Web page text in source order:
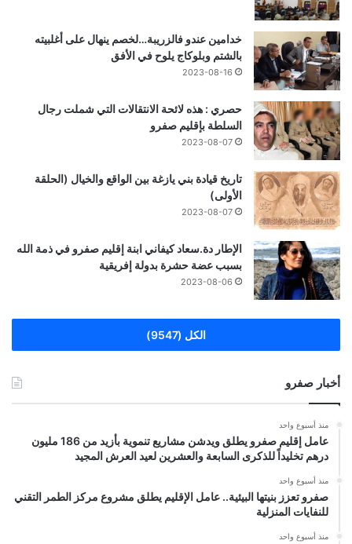
خدامين عندو فالزريبة…لخصم ينهال على أغلبيته
بالشتم وبلوكاج يلوح في الأفق
2023-08-16
حصري : هذه لائحة الانتقالات التي شملت رجال
السلطة بإقليم صفرو
2023-08-07
تاريخ قيادة بني يازغة بين الواقع والخيال (الحلقة
الأولى)
2023-08-07
الإطار دة.سعاد كيفاني ابنة إقليم صفرو في ذمة الله
بسبب عضة حشرة بدولة إفريقية
2023-08-06
الكل (9547)
أخبار صفرو
منذ أسبوع واحد
عامل إقليم صفرو يطلق ويدشن مشاريع تنموية بأزيد من 186 مليون
درهم تخليداً للذكرى السابعة والعشرين لعيد العرش المجيد
منذ أسبوع واحد
صفرو تعزز بنيتها البيئية.. عامل الإقليم يطلق مشروع مركز الطمر التقني
للنفايات المنزلية
منذ أسبوع واحد